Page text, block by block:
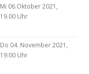
Mi 06.Oktober 2021,
19.00 Uhr
Do 04. November 2021,
19:00 Uhr